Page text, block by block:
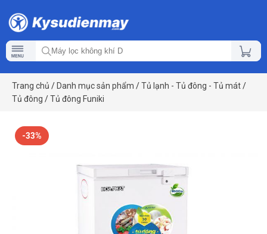
Trang chủ / Danh mục sản phẩm /Tủ lạnh - Tủ đông - Tủ mát/
Tủ đông /Tủ đông Funiki
-33%